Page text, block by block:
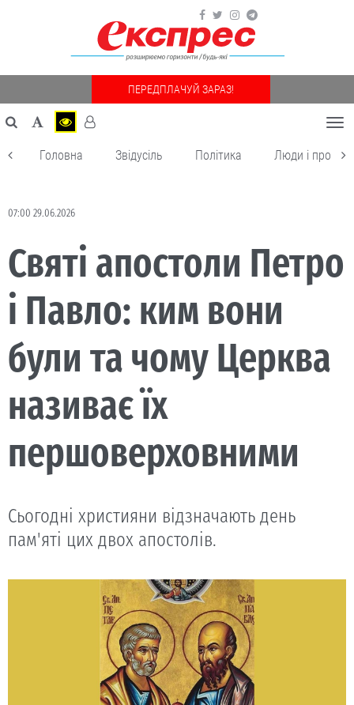
ПЕРЕДПЛАЧУЙ ЗАРАЗ!
Головна Звідусіль Політика Люди і
07:00 29.06.2026
Святі апостоли Петро
і Павло: ким вони
були та чому Церква
називає їх
першоверховними
Сьогодні християни відзначають день
пам'яті цих двох апостолів.